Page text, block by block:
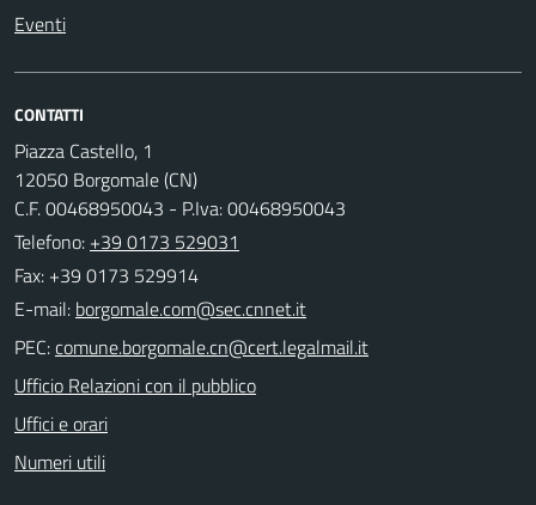
Eventi
CONTATTI
Piazza Castello, 1
12050 Borgomale (CN)
C.F. 00468950043 - P.Iva: 00468950043
Telefono: +39 0173 529031
Fax: +39 0173 529914
E-mail:
PEC:
Ufficio Relazioni con il pubblico
Uffici e orari
Numeri utili